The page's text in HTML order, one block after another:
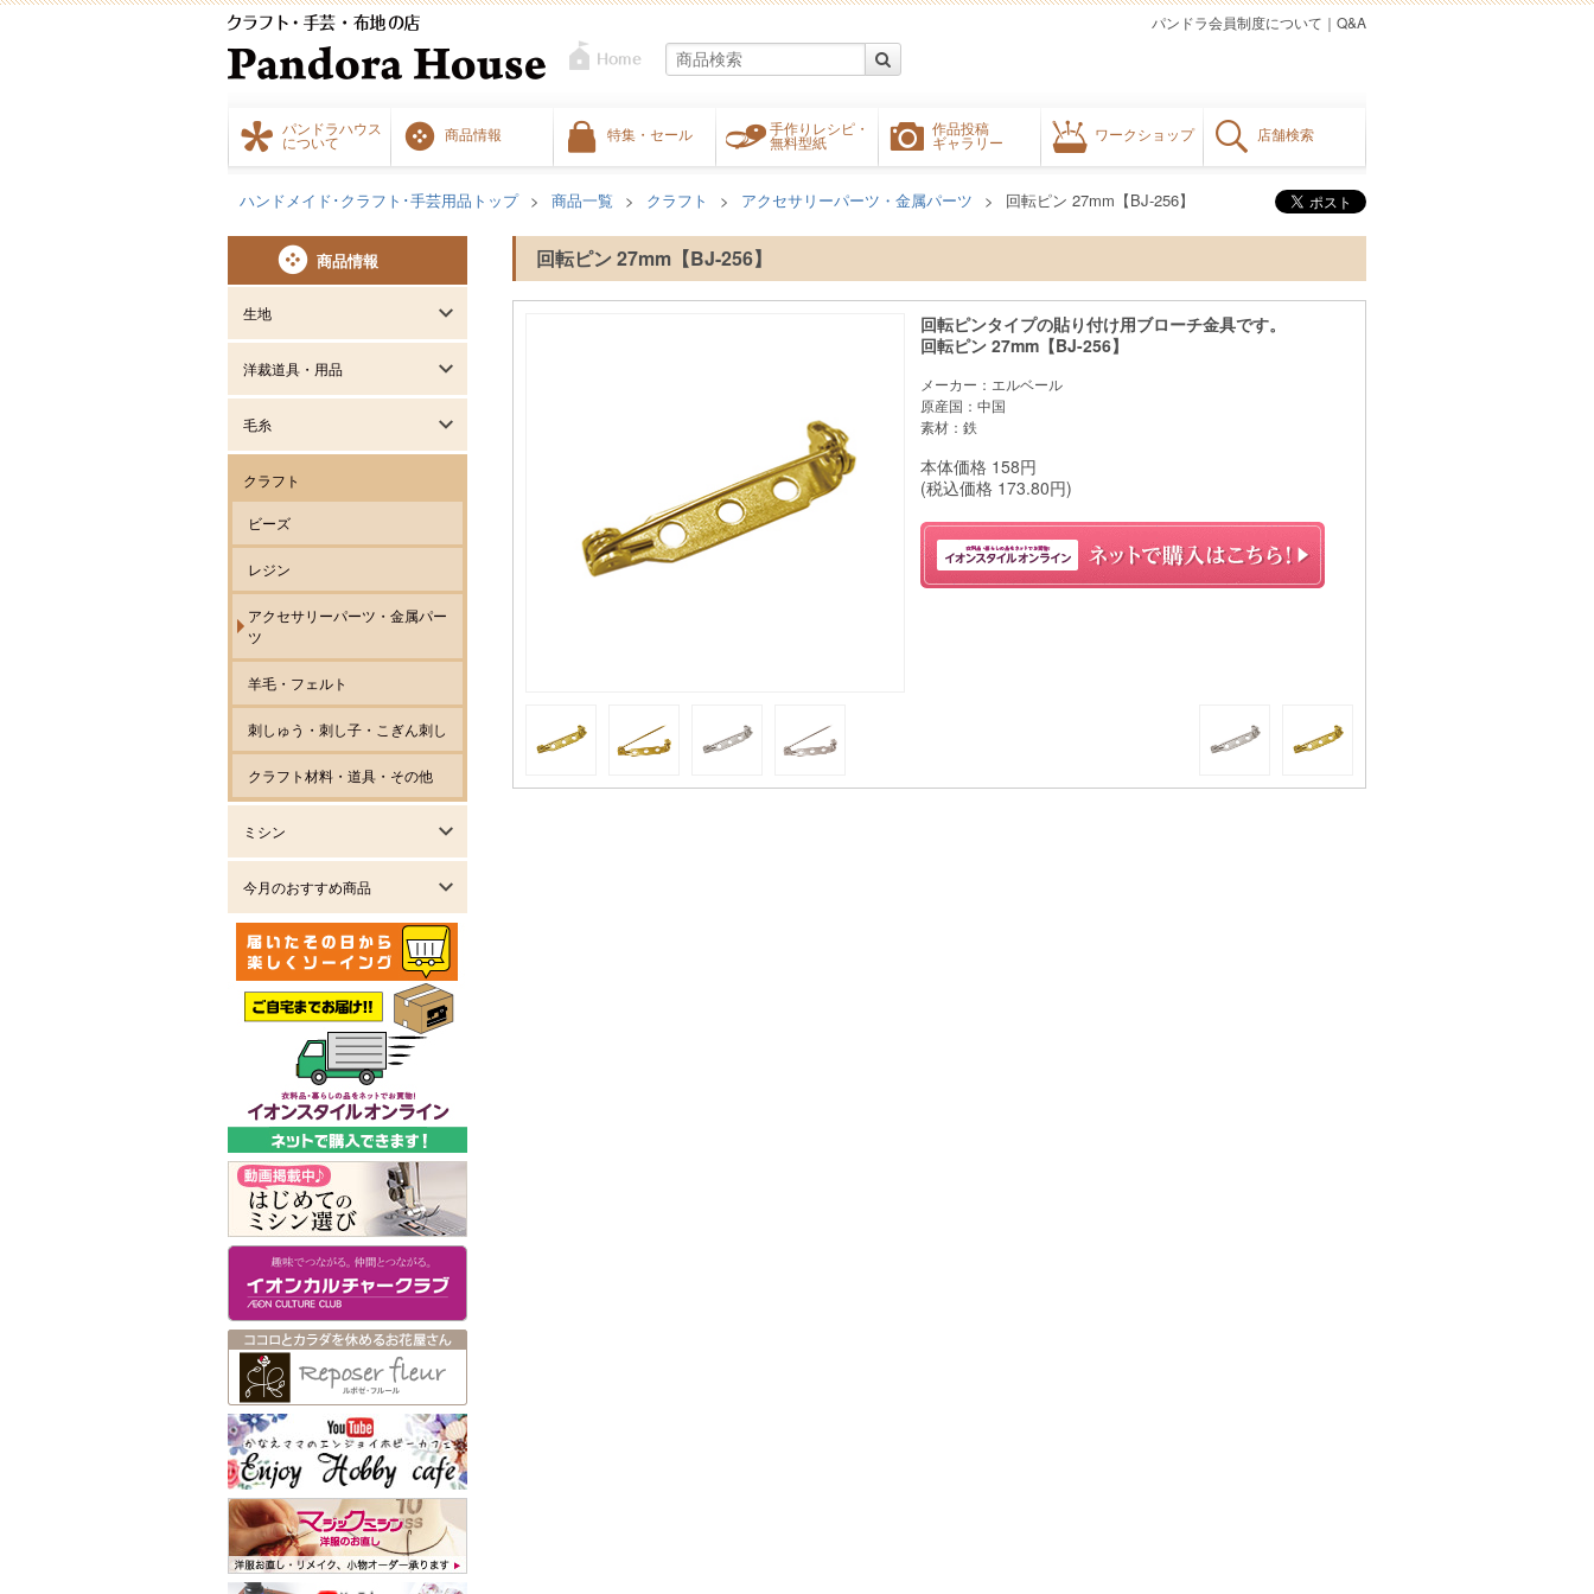
パンドラハウス
について
商品情報 特集・セール
手作りレシピ・
無料型紙
作品投稿
ギャラリー
ワークショップ 店舗検索
Q&A
｜
パンドラ会員制度について
ハンドメイド･クラフト･手芸用品トップ 商品一覧 クラフト アクセサリーパーツ・金属パーツ 回転ピン 27mm【BJ-256】
回転ピン 27mm【BJ-256】
回転ピンタイプの貼り付け用ブローチ金具です。
回転ピン 27mm【BJ-256】
メーカー：エルベール
原産国：中国
素材：鉄
本体価格 158円
(税込価格 173.80円)
商品情報
生地
洋裁道具・用品
毛糸
クラフト
ビーズ
レジン
アクセサリーパーツ・金属パー
ツ
羊毛・フェルト
刺しゅう・刺し子・こぎん刺し
クラフト材料・道具・その他
ミシン
今月のおすすめ商品